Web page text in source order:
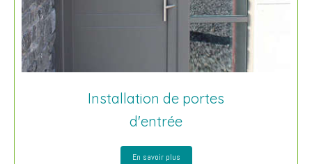
Installation de portes
d'entrée
En savoir plus